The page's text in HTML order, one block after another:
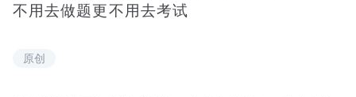
不用去做题更不用去考试
原创